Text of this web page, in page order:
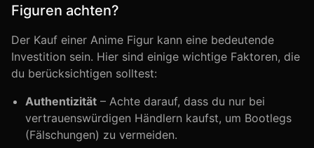
Figuren achten?
Der Kauf einer Anime Figur kann eine bedeutende
Investition sein. Hier sind einige wichtige Faktoren, die
du berücksichtigen solltest:
Authentizität – Achte darauf, dass du nur bei
vertrauenswürdigen Händlern kaufst, um Bootlegs
(Fälschungen) zu vermeiden.